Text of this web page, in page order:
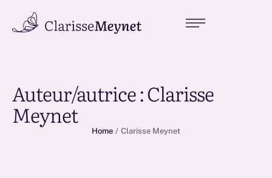
Auteur/autrice :Clarisse
Meynet
Home / Clarisse Meynet